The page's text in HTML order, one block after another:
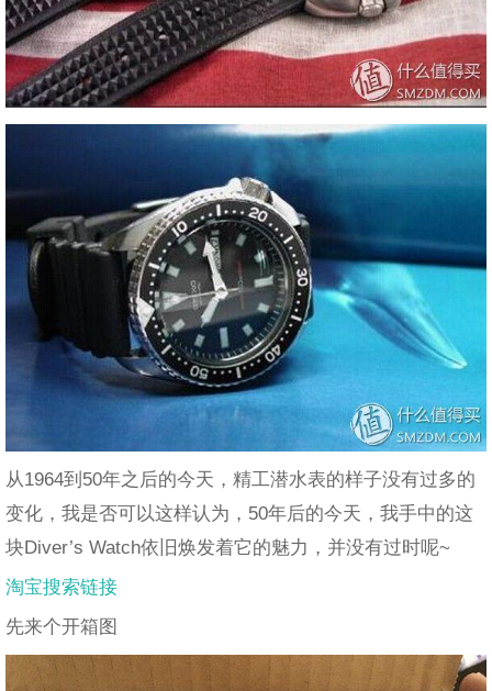
从1964到50年之后的今天，精工潜水表的样子没有过多的
变化，我是否可以这样认为，50年后的今天，我手中的这
块Diver’s Watch依旧焕发着它的魅力，并没有过时呢~
淘宝搜索链接
先来个开箱图